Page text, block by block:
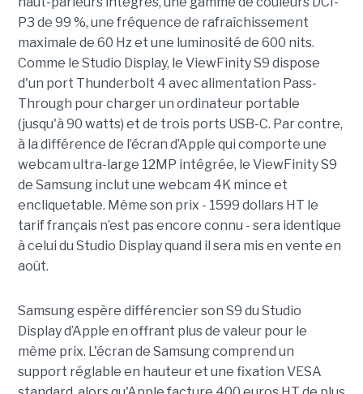
P3 de 99 %, une fréquence de rafraîchissement
maximale de 60 Hz et une luminosité de 600 nits.
Comme le Studio Display, le ViewFinity S9 dispose
d'un port Thunderbolt 4 avec alimentation Pass-
Through pour charger un ordinateur portable
(jusqu'à 90 watts) et de trois ports USB-C. Par contre,
à la différence de l’écran d’Apple qui comporte une
webcam ultra-large 12MP intégrée, le ViewFinity S9
de Samsung inclut une webcam 4K mince et
encliquetable. Même son prix - 1599 dollars HT le
tarif français n’est pas encore connu - sera identique
à celui du Studio Display quand il sera mis en vente en
août.
Samsung espère différencier son S9 du Studio
Display d’Apple en offrant plus de valeur pour le
même prix. L'écran de Samsung comprend un
support réglable en hauteur et une fixation VESA